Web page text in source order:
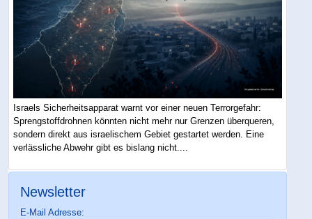
Israels Sicherheitsapparat warnt vor einer neuen Terrorgefahr:
Sprengstoffdrohnen könnten nicht mehr nur Grenzen überqueren,
sondern direkt aus israelischem Gebiet gestartet werden. Eine
verlässliche Abwehr gibt es bislang nicht....
Newsletter
E-Mail Adresse: